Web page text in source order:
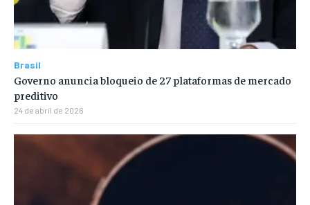
Brasil
Governo anuncia bloqueio de 27 plataformas de mercado
preditivo
24 de abril de 2026